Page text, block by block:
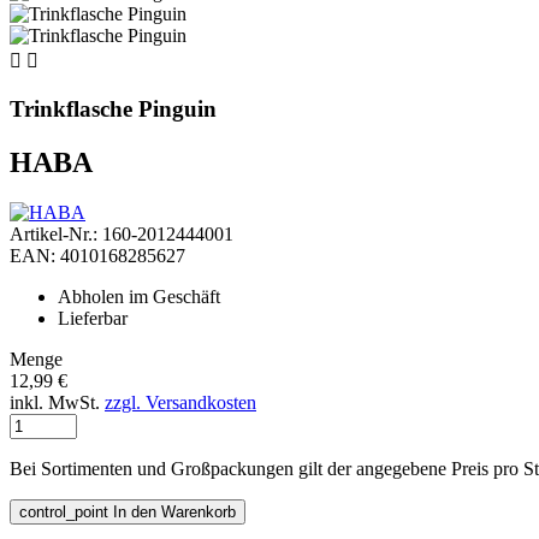
 
Trinkflasche Pinguin
HABA
Artikel-Nr.: 160-2012444001
EAN: 4010168285627
Abholen im Geschäft
Lieferbar
Menge
12,99 €
inkl. MwSt. zzgl. Versandkosten
Bei Sortimenten und Großpackungen gilt der angegebene Preis pro
control_point In den Warenkorb